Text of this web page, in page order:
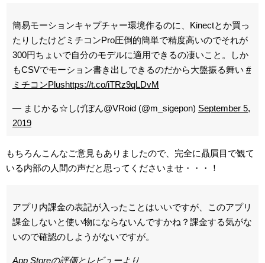
簡易モーションキャプチャー環境作るのに、Kinectとか買っ
たりしたけどミチコンPro圧倒的簡単で精度高いのでそれが
300円ちょいで自分のモデルに適用できるの凄いこと。しか
もCSVでモーション書き出しできるのだから大盤振る舞い #
ミチコンPlushttps://t.co/iTRz9qLDvM
— まじかる☆しげぽん@VRoid (@m_sigepon) September 5,
2019
もちろんこんなご意見もありましたので、完全に贔屓目で観て
いる内部の人間の声だと思ってくださいませ・・・！
アプリ内課金の表記が入ったことはいいですが、このアプリ
課金しないと使い物にならないんですかね？課金する気がな
いので確認のしようがないですが。
App Storeの評価とレビューより